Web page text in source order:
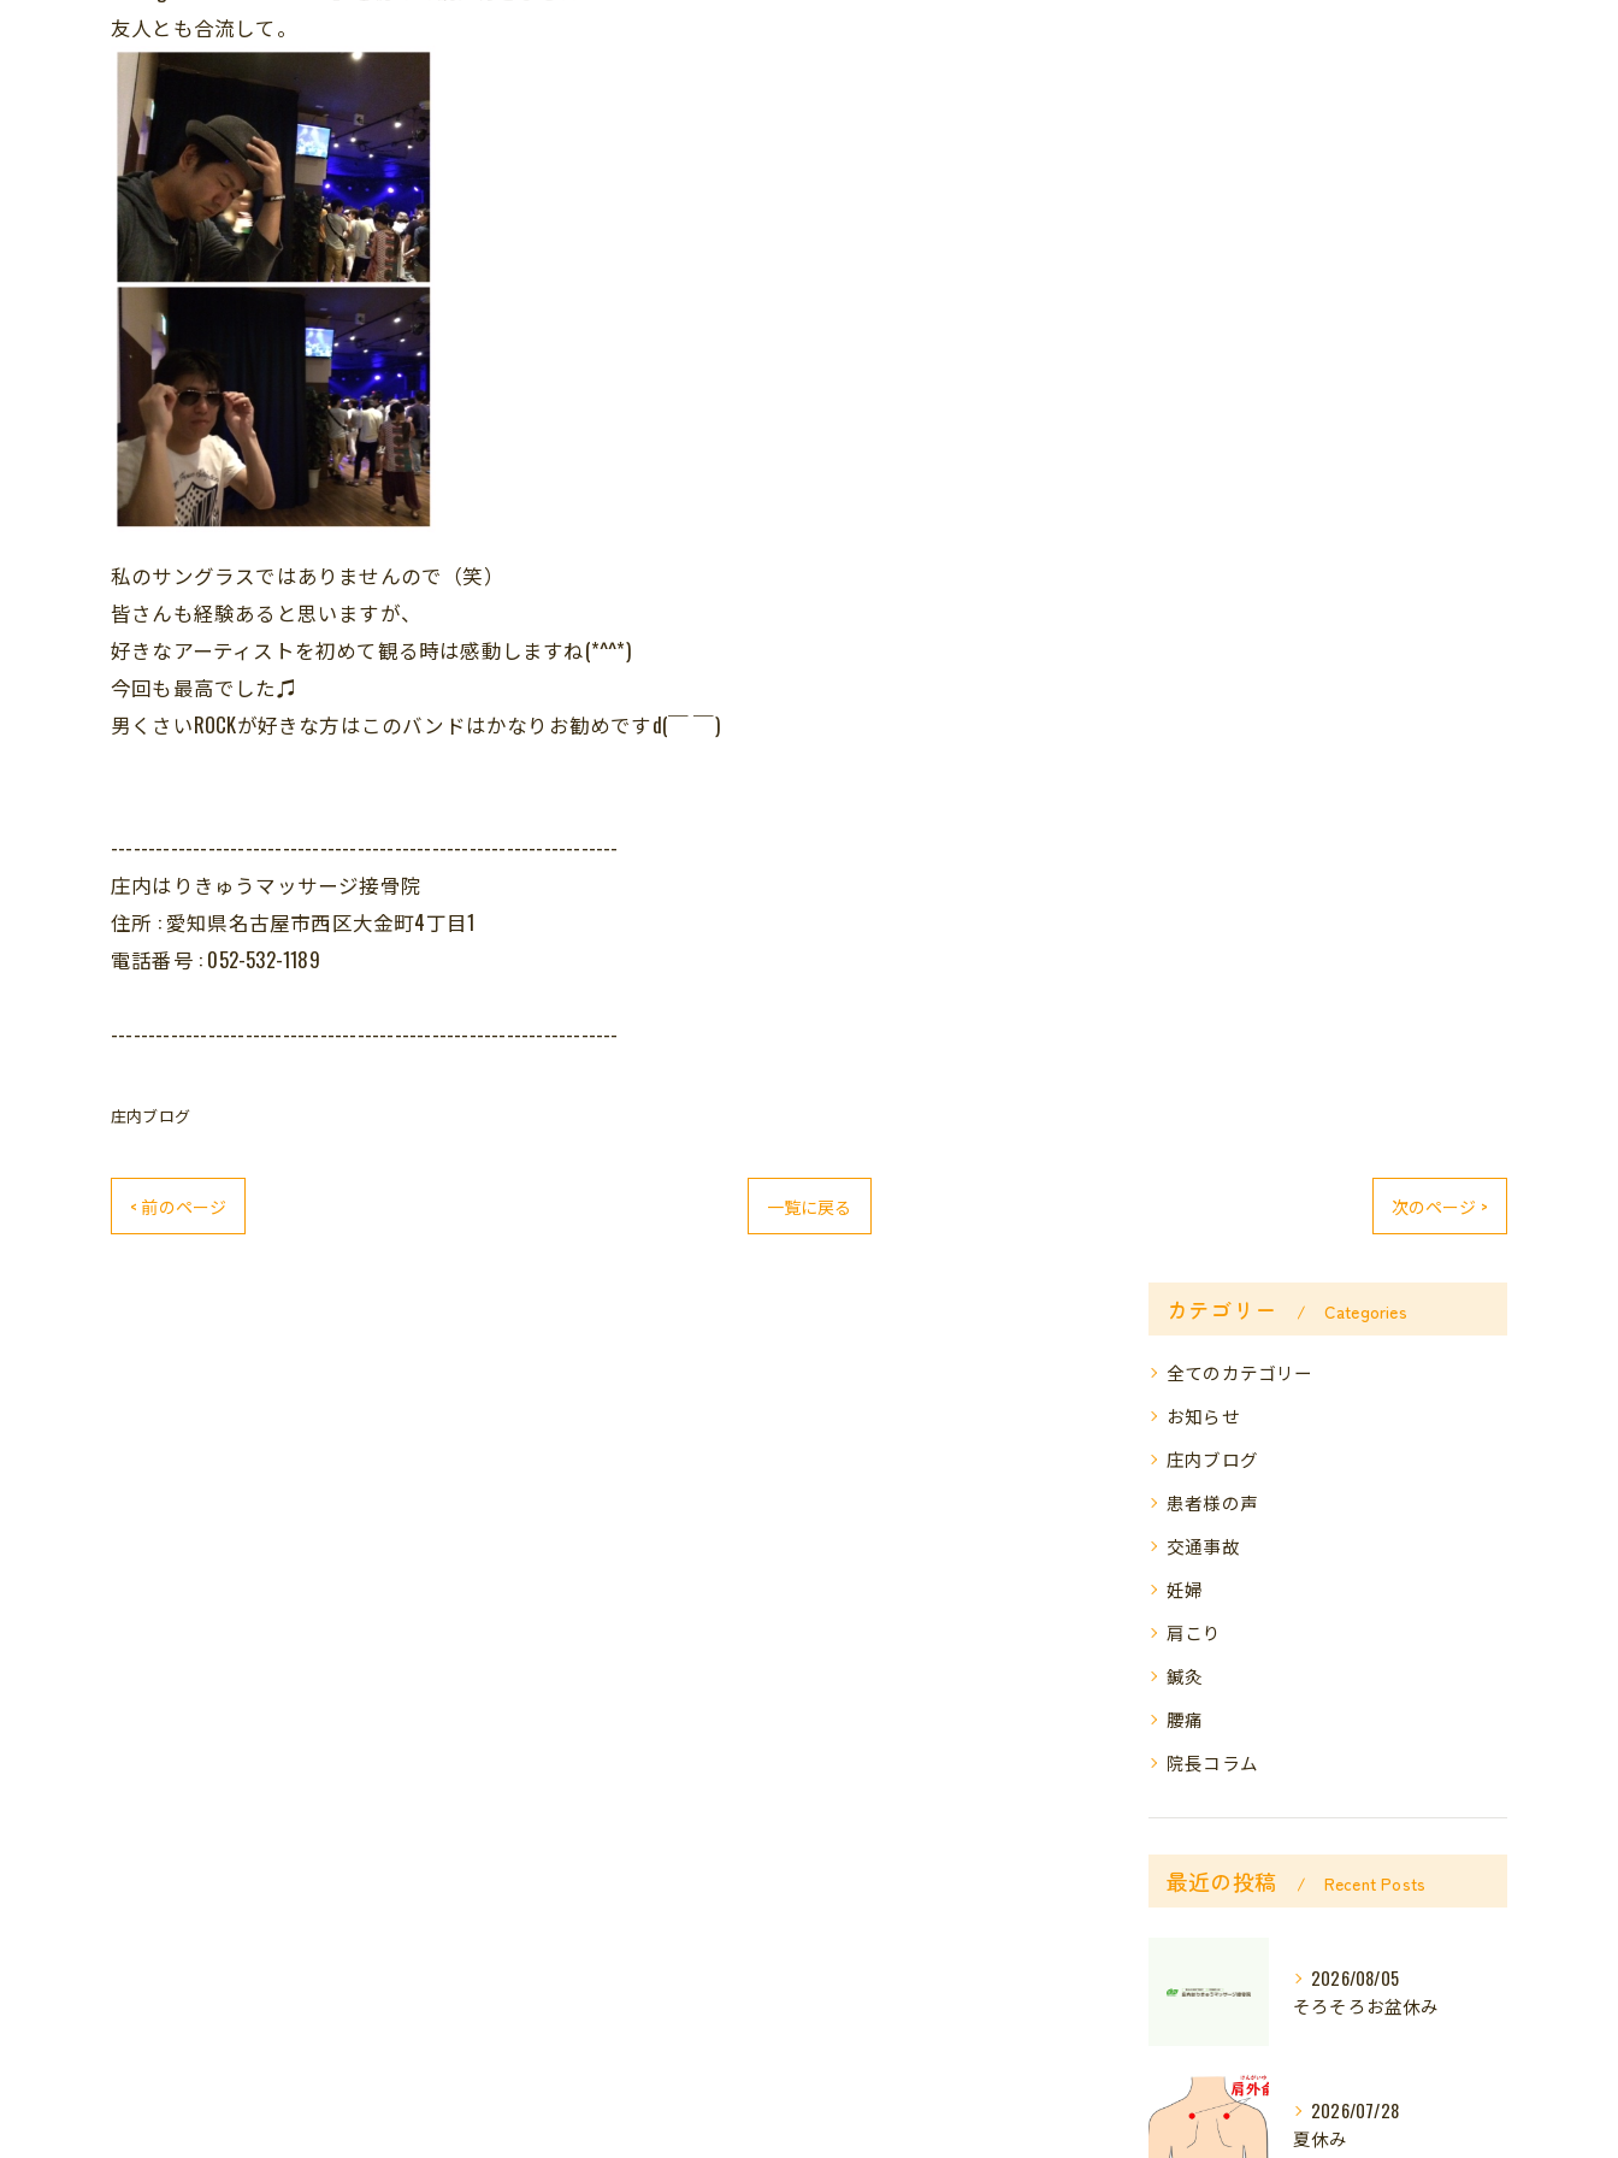
友人とも合流して。
私のサングラスではありませんので（笑）
皆さんも経験あると思いますが、
好きなアーティストを初めて観る時は感動しますね(*^^*)
今回も最高でした♫
男くさいROCKが好きな方はこのバンドはかなりお勧めですd(￣ ￣)
--------------------------------------------------------------------
庄内はりきゅうマッサージ接骨院
住所 : 愛知県名古屋市西区大金町4丁目1
電話番号 : 052-532-1189
--------------------------------------------------------------------
庄内ブログ
< 前のページ 一覧に戻る 次のページ >
カテゴリー Categories
全てのカテゴリー
お知らせ
庄内ブログ
患者様の声
交通事故
妊婦
肩こり
鍼灸
腰痛
院長コラム
最近の投稿 Recent Posts
2026/08/05
そろそろお盆休み
2026/07/28
夏休み